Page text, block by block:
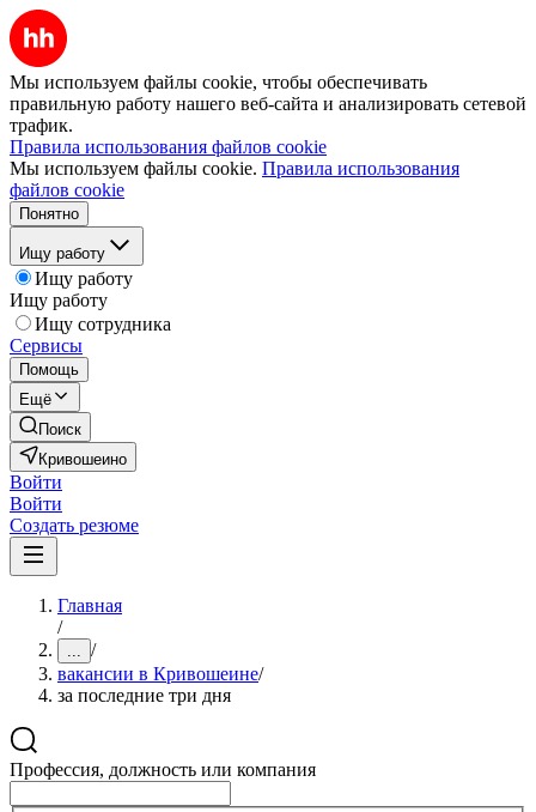
Мы используем файлы cookie, чтобы обеспечивать
правильную работу нашего веб-сайта и анализировать сетевой
трафик.
Правила использования файлов cookie
Мы используем файлы cookie. Правила использования
файлов cookie
Понятно
Ищу работу
Ищу работу
Ищу работу
Ищу сотрудника
Сервисы
Помощь
Ещё
Поиск
Кривошеино
Войти
Войти
Создать резюме
Главная
/
... /
вакансии в Кривошеине/
за последние три дня
Профессия, должность или компания